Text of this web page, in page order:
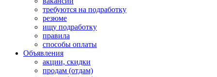
требуются на подработку
резюме
ищу подработку
правила
способы оплаты
Объявления
акции, скидки
продам (отдам)